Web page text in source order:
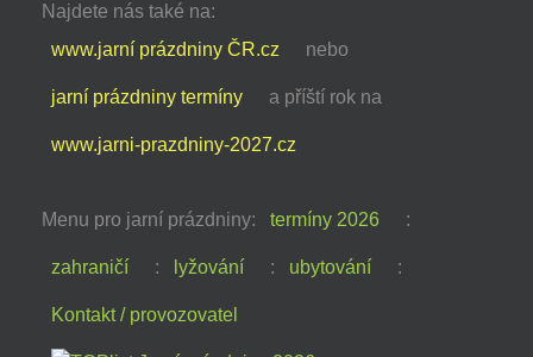
Najdete nás také na:
www.jarní prázdniny ČR.cz
nebo
jarní prázdniny termíny a příští rok na
www.jarni-prazdniny-2027.cz
Menu pro jarní prázdniny: termíny 2026 :
zahraničí : lyžování : ubytování :
Kontakt / provozovatel